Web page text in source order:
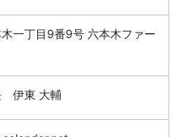
一丁目9番9号 六本木ファー
伊東 大輔